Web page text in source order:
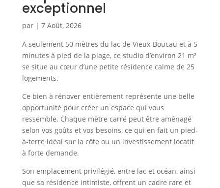
exceptionnel
par | 7 Août, 2026
A seulement 50 mètres du lac de Vieux-Boucau et à 5
minutes à pied de la plage, ce studio d’environ 21 m²
se situe au cœur d’une petite résidence calme de 25
logements.
Ce bien à rénover entièrement représente une belle
opportunité pour créer un espace qui vous
ressemble. Chaque mètre carré peut être aménagé
selon vos goûts et vos besoins, ce qui en fait un pied-
à-terre idéal sur la côte ou un investissement locatif
à forte demande.
Son emplacement privilégié, entre lac et océan, ainsi
que sa résidence intimiste, offrent un cadre rare et